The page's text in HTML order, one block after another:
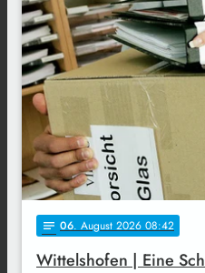
notes 06. August 2026 08:42
Wittelshofen | Eine